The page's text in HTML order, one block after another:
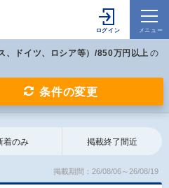
、ドイツ、ロシア等）/850万円以上 の
条件の変更
着のみ 掲載終了間近
掲載期間：26/08/06～26/08/19